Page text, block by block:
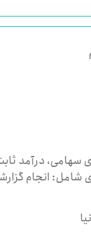
درآمد
انجام